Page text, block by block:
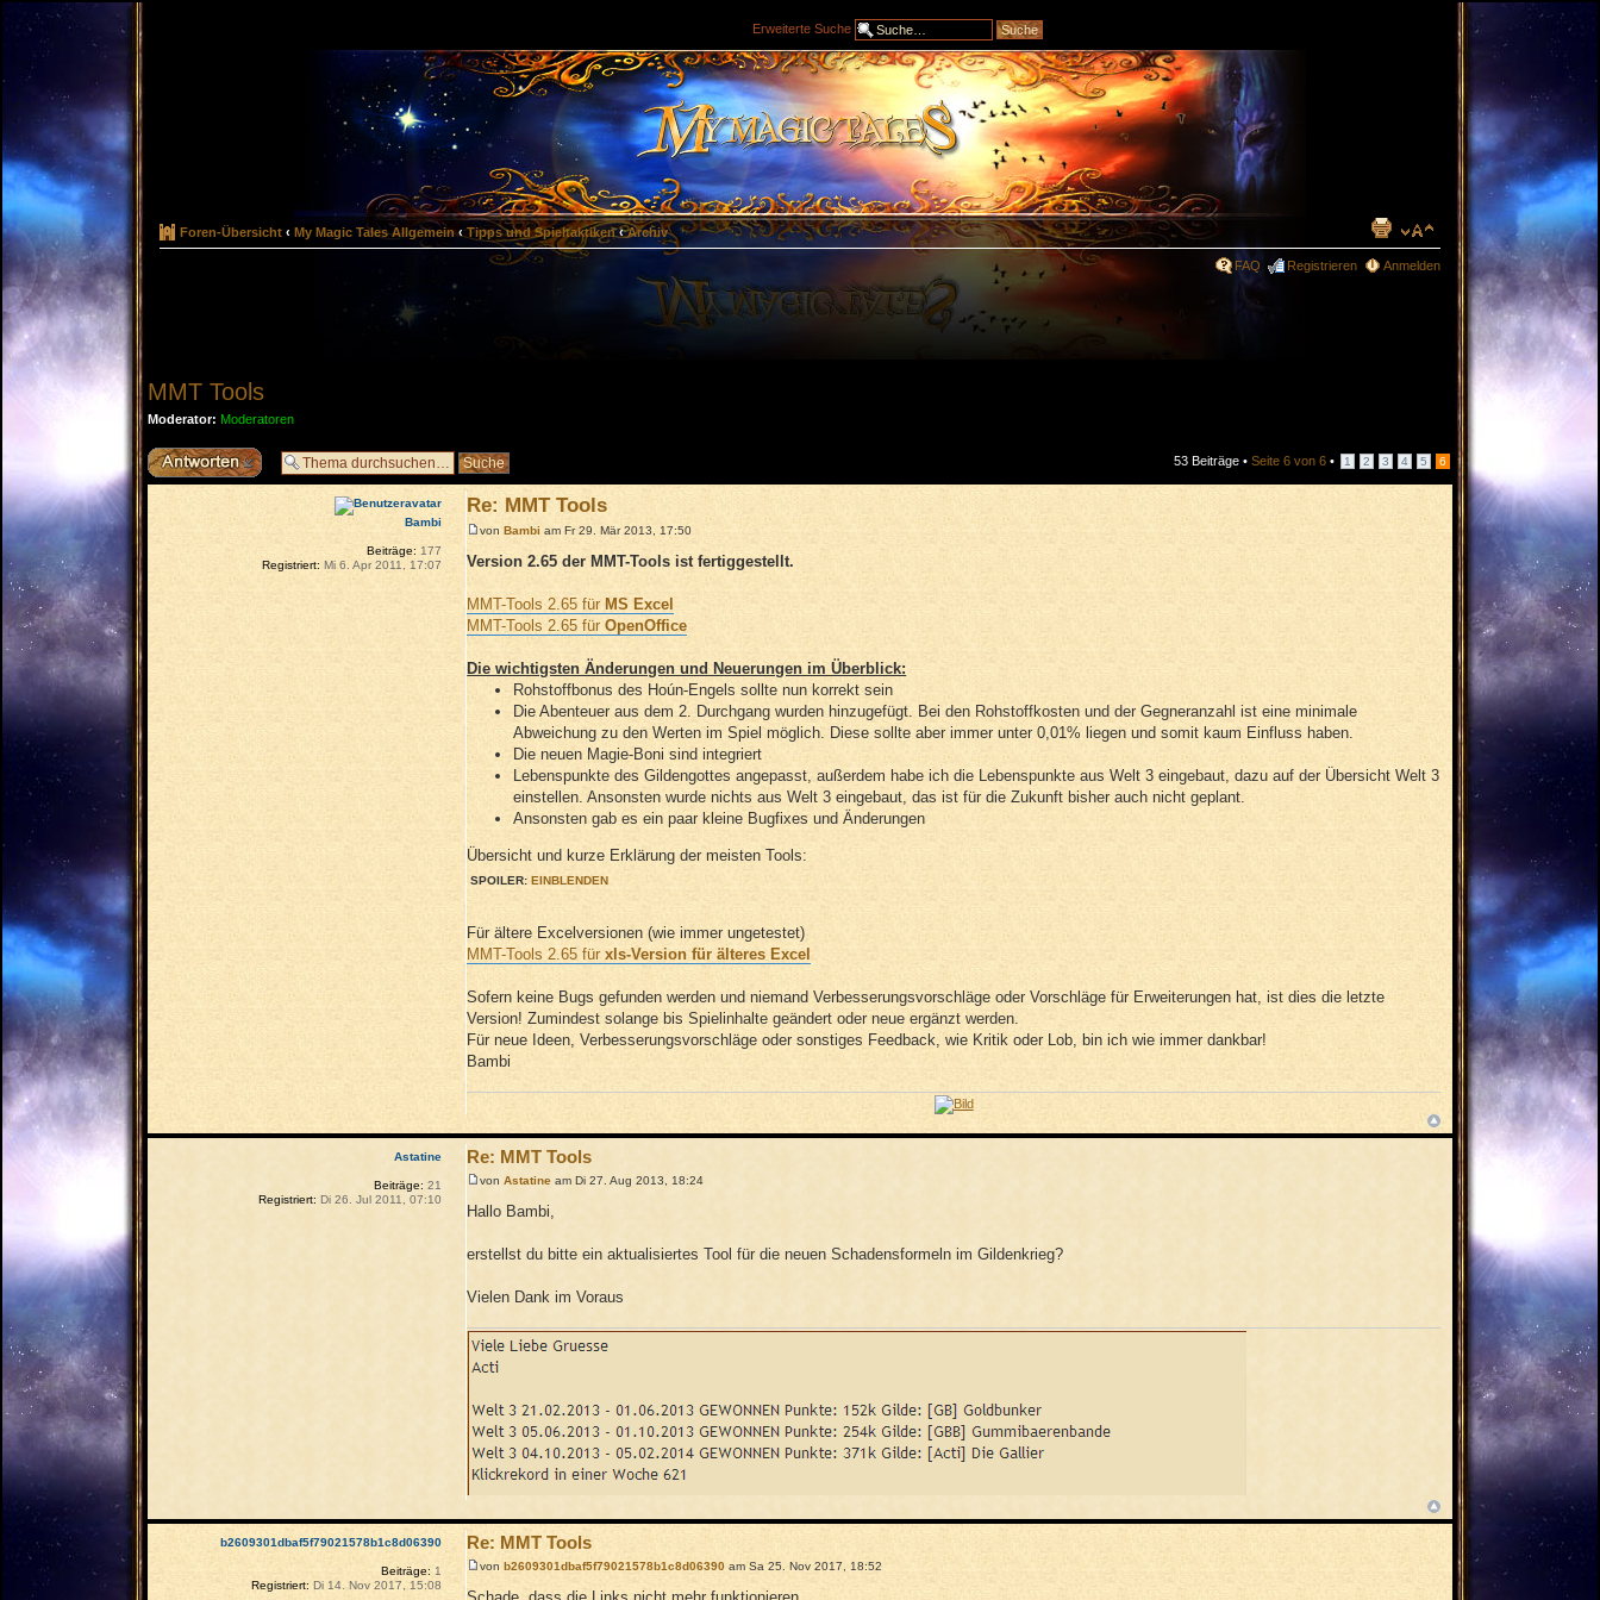
Erweiterte Suche
Foren-Übersicht ‹ My Magic Tales Allgemein ‹ Tipps und Spieltaktiken ‹ Archiv
FAQ Registrieren Anmelden
MMT Tools
Moderator: Moderatoren
Antwort erstellen 53 Beiträge • Seite 6 von 6 • 1 2 3 4 5 6
Re: MMT Tools
vonBambi am Fr 29. Mär 2013, 17:50
Version 2.65 der MMT-Tools ist fertiggestellt.
MMT-Tools 2.65 fürMS Excel
MMT-Tools 2.65 fürOpenOffice
Die wichtigsten Änderungen und Neuerungen im Überblick:
Rohstoffbonus des Hoún-Engels sollte nun korrekt sein
Die Abenteuer aus dem 2. Durchgang wurden hinzugefügt. Bei den Rohstoffkosten und der Gegneranzahl ist eine minimale
Abweichung zu den Werten im Spiel möglich. Diese sollte aber immer unter 0,01% liegen und somit kaum Einfluss haben.
Die neuen Magie-Boni sind integriert
Lebenspunkte des Gildengottes angepasst, außerdem habe ich die Lebenspunkte aus Welt 3 eingebaut, dazu auf der Übersicht Welt 3
einstellen. Ansonsten wurde nichts aus Welt 3 eingebaut, das ist für die Zukunft bisher auch nicht geplant.
Ansonsten gab es ein paar kleine Bugfixes und Änderungen
Übersicht und kurze Erklärung der meisten Tools:
SPOILER:EINBLENDEN
Für ältere Excelversionen (wie immer ungetestet)
MMT-Tools 2.65 fürxls-Version für älteres Excel
Sofern keine Bugs gefunden werden und niemand Verbesserungsvorschläge oder Vorschläge für Erweiterungen hat, ist dies die letzte
Version! Zumindest solange bis Spielinhalte geändert oder neue ergänzt werden.
Für neue Ideen, Verbesserungsvorschläge oder sonstiges Feedback, wie Kritik oder Lob, bin ich wie immer dankbar!
Bambi
Bambi
Beiträge: 177
Registriert: Mi 6. Apr 2011, 17:07
Re: MMT Tools
vonAstatine am Di 27. Aug 2013, 18:24
Hallo Bambi,
erstellst du bitte ein aktualisiertes Tool für die neuen Schadensformeln im Gildenkrieg?
Vielen Dank im Voraus
Astatine
Beiträge: 21
Registriert: Di 26. Jul 2011, 07:10
Re: MMT Tools
vonb2609301dbaf5f79021578b1c8d06390 am Sa 25. Nov 2017, 18:52
b2609301dbaf5f79021578b1c8d06390
Beiträge: 1
Registriert: Di 14. Nov 2017, 15:08